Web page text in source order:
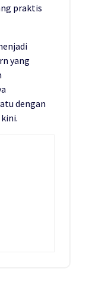
praktis
yang
dengan